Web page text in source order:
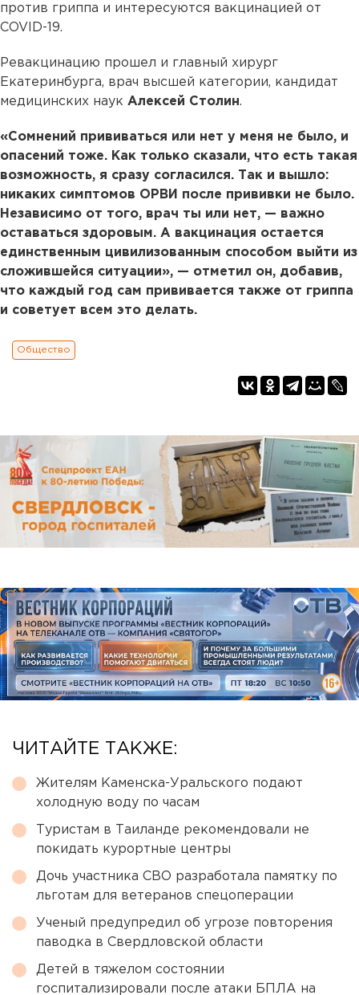
против гриппа и интересуются вакцинацией от
COVID-19.
Ревакцинацию прошел и главный хирург
Екатеринбурга, врач высшей категории, кандидат
медицинских наук Алексей Столин.
«Сомнений прививаться или нет у меня не было, и
опасений тоже. Как только сказали, что есть такая
возможность, я сразу согласился. Так и вышло:
никаких симптомов ОРВИ после прививки не было.
Независимо от того, врач ты или нет, — важно
оставаться здоровым. А вакцинация остается
единственным цивилизованным способом выйти из
сложившейся ситуации», — отметил он, добавив,
что каждый год сам прививается также от гриппа
и советует всем это делать.
Общество
ЧИТАЙТЕ ТАКЖЕ:
Жителям Каменска-Уральского подают
холодную воду по часам
Туристам в Таиланде рекомендовали не
покидать курортные центры
Дочь участника СВО разработала памятку по
льготам для ветеранов спецоперации
Ученый предупредил об угрозе повторения
паводка в Свердловской области
Детей в тяжелом состоянии
госпитализировали после атаки БПЛА на